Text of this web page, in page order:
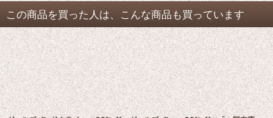
この商品を買った人は、こんな商品も買っています